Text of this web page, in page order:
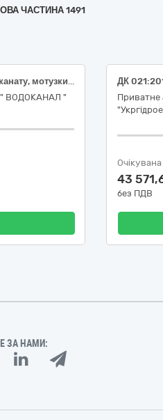
ЧАСТИНА 1491
39540000-9 – Вироби різні з канату, мотузки, шпагату та сітки
ВОДОКАНАЛ "
Приватне
Очікувана
43
без ПДВ
ЗА НАМИ: